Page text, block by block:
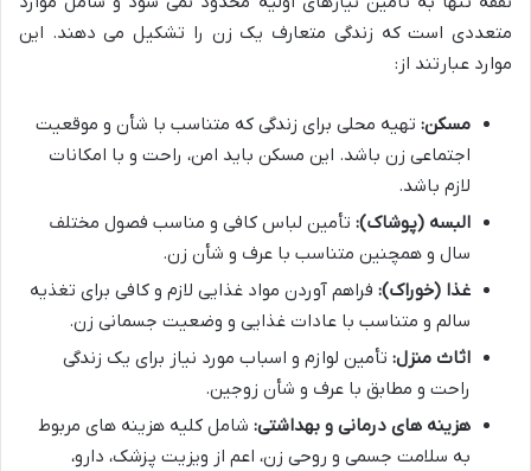
متعددی است که زندگی متعارف یک زن را تشکیل می دهند. این
موارد عبارتند از:
مسکن: تهیه محلی برای زندگی که متناسب با شأن و موقعیت
اجتماعی زن باشد. این مسکن باید امن، راحت و با امکانات
لازم باشد.
البسه (پوشاک): تأمین لباس کافی و مناسب فصول مختلف
سال و همچنین متناسب با عرف و شأن زن.
غذا (خوراک): فراهم آوردن مواد غذایی لازم و کافی برای تغذیه
سالم و متناسب با عادات غذایی و وضعیت جسمانی زن.
اثاث منزل: تأمین لوازم و اسباب مورد نیاز برای یک زندگی
راحت و مطابق با عرف و شأن زوجین.
هزینه های درمانی و بهداشتی: شامل کلیه هزینه های مربوط
به سلامت جسمی و روحی زن، اعم از ویزیت پزشک، دارو،